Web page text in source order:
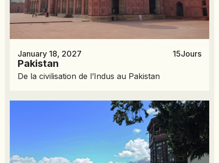
January 18, 2027 15Jours
Pakistan
De la civilisation de l’Indus au Pakistan